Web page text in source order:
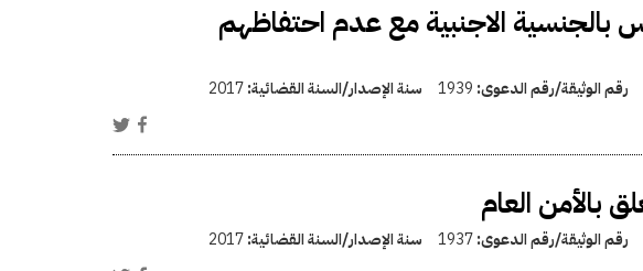
بالجنسية الاجنبية مع عدم احتفاظهم
رقم الوثيقة/رقم الدعوى: 1939 سنة الإصدار/السنة القضائية:2017
بالأمن العام
رقم الوثيقة/رقم الدعوى:1937 سنة الإصدار/السنة القضائية:2017